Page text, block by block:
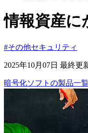
情報資産に
#その他セキュリティ
2025年10月07日 最終更
暗号化ソフト の製品一覧